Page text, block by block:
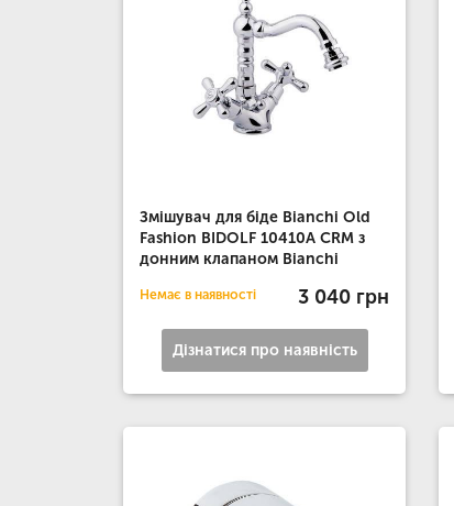
Змішувач для біде Bianchi Old
Fashion BIDOLF 10410A CRM з
донним клапаном Bianchi
Немає в наявності 3 040 грн
Дізнатися про наявність